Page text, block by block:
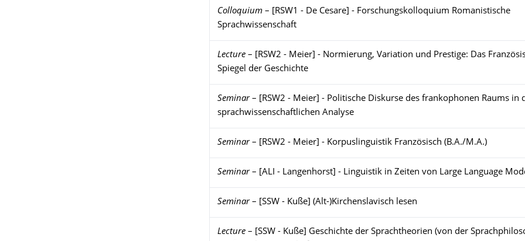
Colloquium –
[RSW1 - De Cesare] - Forschungskolloquium Romanistische
Sprachwissenschaft
Lecture –
[RSW2 - Meier] - Normierung, Variation und Prestige: Das
Spiegel der Geschichte
Seminar–
[RSW2 - Meier] - Politische Diskurse des frankophonen Raums in
sprachwissenschaftlichen Analyse
Seminar– [RSW2 - Meier] - Korpuslinguistik Französisch (B.A./M.A.)
Seminar– [ALI - Langenhorst] - Linguistik in Zeiten von Large Language
Seminar– [SSW - Kuße] (Alt-)Kirchenslavisch lesen
Lecture –
[SSW - Kuße] Geschichte der Sprachtheorien (von der